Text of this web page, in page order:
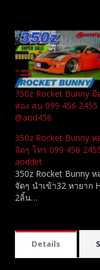
350z Rocket Bunny มื
สอง สน 099 456 2455
@aod456
350z Rocket Bunny ห
จัดๆ โทร 099 456
aoddet
350z Rocket Bunny ห
จัดๆ นำเข้า32 หายาก
2ลิ้น…
Details